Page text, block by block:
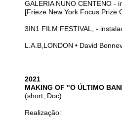
GALERIA NUNO CENTENO -
[Frieze New York Focus Prize
3IN1 FILM FESTIVAL, -
L.A.B,LONDON • David
2021
MAKING OF "O ÚLTIMO
(short, Doc)
Realização: